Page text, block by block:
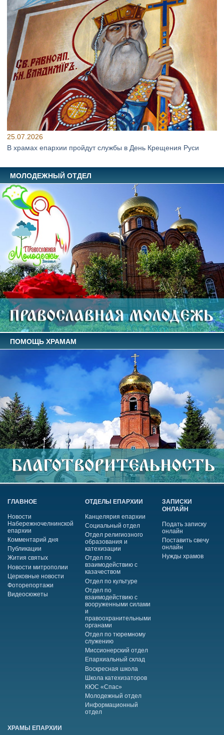
25.07.2026
В храмах епархии пройдут службы в День Крещения Руси
МОЛОДЕЖНЫЙ ОТДЕЛ
ПОМОЩЬ ХРАМАМ
ГЛАВНОЕ
Новости
Набережночелнинской
епархии
Комментарий дня
Публикации
Жития святых
Новости митрополии
Церковные новости
Фоторепортажи
Видеосюжеты
ОТДЕЛЫ ЕПАРХИИ
Канцелярия епархии
Социальный отдел
Отдел религиозного
образования и
катехизации
Отдел по
взаимодействию с
казачеством
Отдел по культуре
Отдел по
взаимодействию с
вооруженными силами
и
правоохранительными
органами
Отдел по тюремному
служению
Миссионерский отдел
Епархиальный склад
Воскресная школа
Школа катехизаторов
КЮС «Спас»
Молодежный отдел
Информационный
отдел
ЗАПИСКИ
ОНЛАЙН
Подать записку
онлайн
Поставить свечу
онлайн
Нужды храмов
ХРАМЫ ЕПАРХИИ